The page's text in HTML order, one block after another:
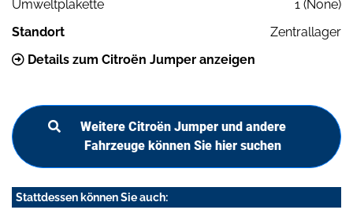
Umweltplakette
1 (None)
Standort
Zentrallager
Details zum Citroën Jumper anzeigen
Weitere Citroën Jumper und andere
Fahrzeuge können Sie hier suchen
Stattdessen können Sie auch: